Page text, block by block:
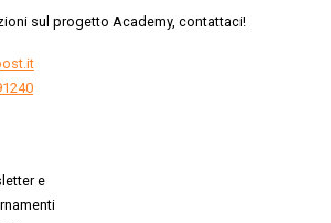
sul progetto Academy, contattaci!
e